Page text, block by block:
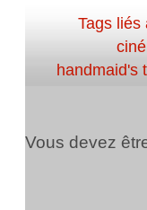
Tags liés
handmaid's
Vous devez